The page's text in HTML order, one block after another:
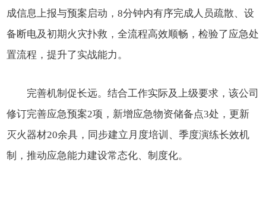
成信息上报与预案启动，8分钟内有序完成人员疏散、设
备断电及初期火灾扑救，全流程高效顺畅，检验了应急处
置流程，提升了实战能力。
完善机制促长远。结合工作实际及上级要求，该公司
修订完善应急预案2项，新增应急物资储备点3处，更新
灭火器材20余具，同步建立月度培训、季度演练长效机
制，推动应急能力建设常态化、制度化。